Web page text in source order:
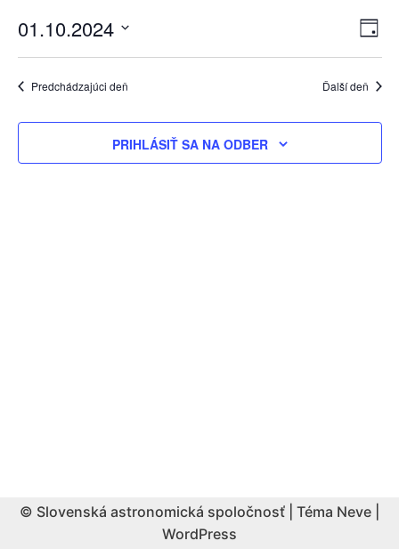
DEŇ
01.10.2024
Vyberte
Predchádzajúci deň Ďalší deň
PRIHLÁSIŤ SA NA ODBER
© Slovenská astronomická spoločnosť | Téma Neve
WordPress